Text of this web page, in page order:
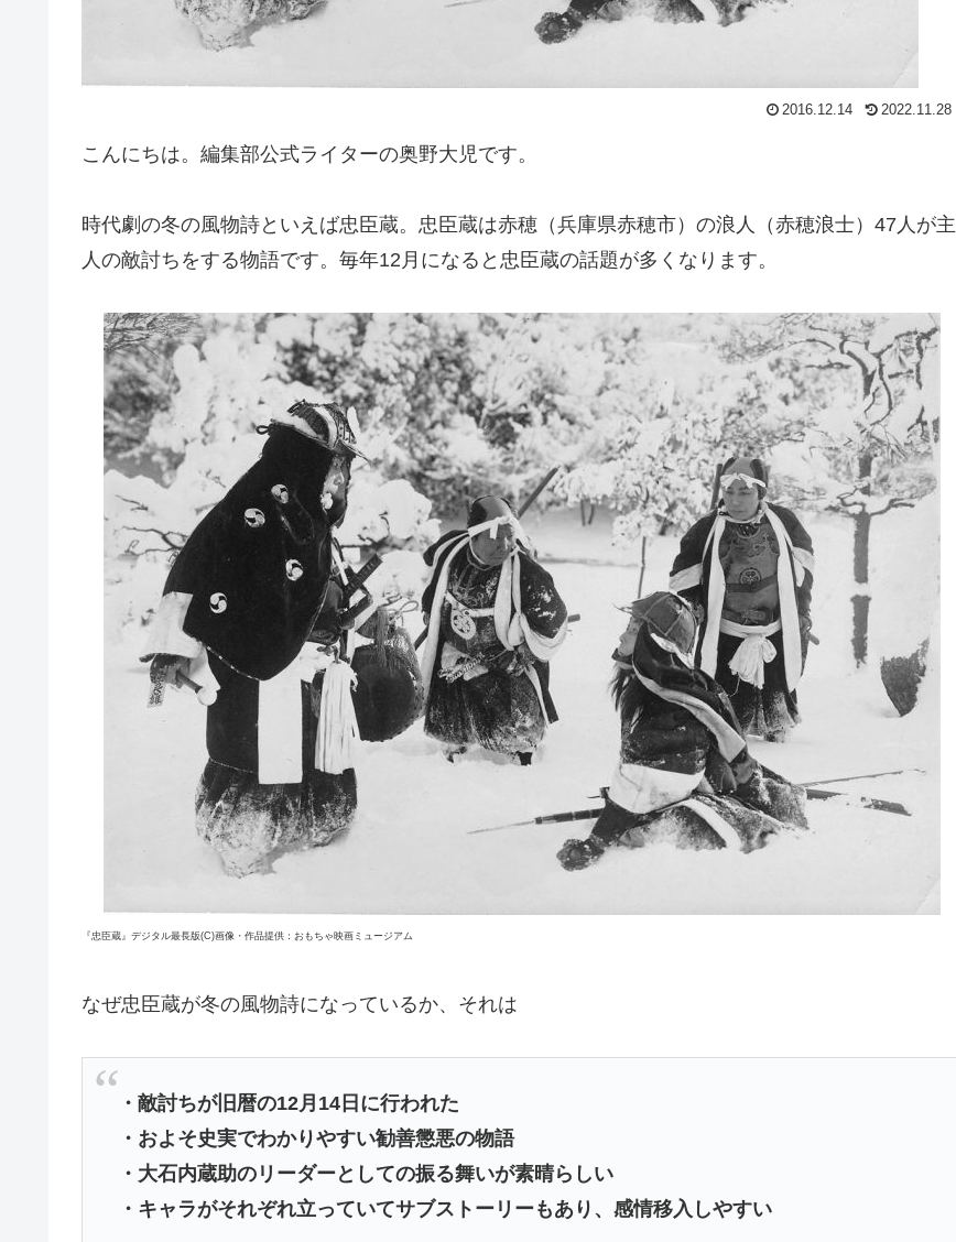
2016.12.14 2022.11.28
こんにちは。編集部公式ライターの奥野大児です。
時代劇の冬の風物詩といえば忠臣蔵。忠臣蔵は赤穂（兵庫県赤穂市）の浪人（赤穂浪士）47人が主
人の敵討ちをする物語です。毎年12月になると忠臣蔵の話題が多くなります。
『忠臣蔵』デジタル最長版(C)画像・作品提供：おもちゃ映画ミュージアム
なぜ忠臣蔵が冬の風物詩になっているか、それは
・敵討ちが旧暦の12月14日に行われた
・およそ史実でわかりやすい勧善懲悪の物語
・大石内蔵助のリーダーとしての振る舞いが素晴らしい
・キャラがそれぞれ立っていてサブストーリーもあり、感情移入しやすい